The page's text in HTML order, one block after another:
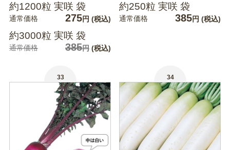
約1200粒 実咲 袋
通常価格 275円 (税込)
約3000粒 実咲 袋
通常価格 385円(税込)
約250粒 実咲 袋
通常価格 385円 (税込)
33 34